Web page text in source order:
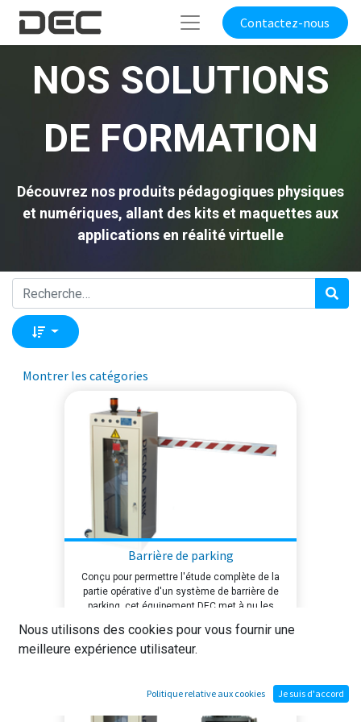
Contactez-nous
NOS SOLUTIONS
DE FORMATION
Découvrez nos produits pédagogiques physiques
et numériques, allant des kits et maquettes aux
applications en réalité virtuelle
Montrer les catégories
Barrière de parking
Conçu pour permettre l'étude complète de la
partie opérative d'un système de barrière de
parking, cet équipement DEC met à nu les
motorisation, capteurs et détection de boucle.
Sans automate ni interface de commande
l'intégration dans un système de contrôle plus
Nous utilisons des cookies pour vous fournir une
meilleure expérience utilisateur.
Politique relative aux cookies Je suis d'accord